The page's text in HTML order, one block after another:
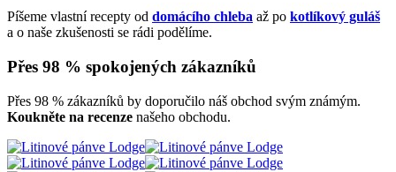
Píšeme vlastní recepty od domácího chleba až po kotlíkový guláš
a o naše zkušenosti se rádi podělíme.
Přes 98 % spokojených zákazníků
Přes 98 % zákazníků by doporučilo náš obchod svým známým.
Koukněte na recenze našeho obchodu.